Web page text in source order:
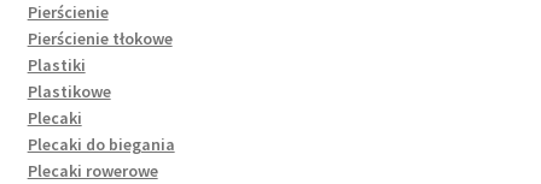
Pierścienie
Pierścienie tłokowe
Plastiki
Plastikowe
Plecaki
Plecaki do biegania
Plecaki rowerowe